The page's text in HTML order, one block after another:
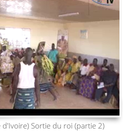
d'Ivoire) Sortie du roi (partie 2)